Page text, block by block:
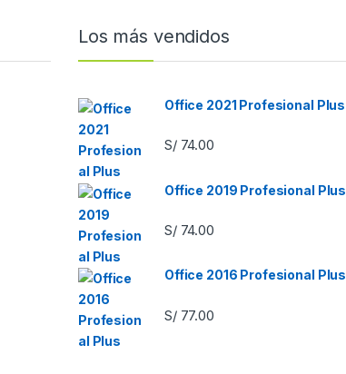
Los más vendidos
Office 2021 Profesional Plus
S/74.00
Office 2019 Profesional Plus
S/74.00
Office 2016 Profesional Plus
S/77.00